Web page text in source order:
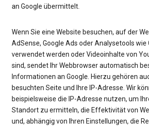
an Google übermittelt.
Wenn Sie eine Website besuchen, auf der
AdSense, Google Ads oder Analysetools wie
verwendet werden oder Videoinhalte von
sind, sendet Ihr Webbrowser automatisch
Informationen an Google. Hierzu gehören
besuchten Seite und Ihre IP-Adresse. Wir
beispielsweise die IP-Adresse nutzen, um
Standort zu ermitteln, die Effektivität von
und, abhängig von Ihren Einstellungen, die